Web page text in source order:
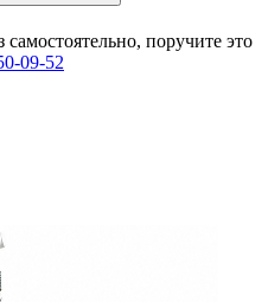
поручите это
09-52